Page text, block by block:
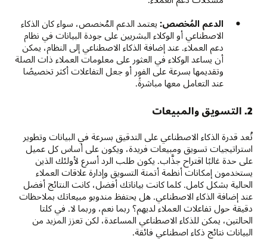
الدعم المُخصص: يعتمد الدعم المُخصص، سواء كان الذكاء
الاصطناعي أو الوكلاء البشريين على جودة البيانات في نظام
دعم العملاء. عند إضافة الذكاء الاصطناعي إلى النظام، يمكن
أن يساعد الوكلاء في العثور على معلومات العملاء ذات الصلة
وتقديمها بسرعة على الفور أو جعل التفاعلات أكثر تخصيصًا
عند التعامل معها مباشرةً.
2. التسويق والمبيعات
تُعد قدرة الذكاء الاصطناعي على التدقيق بسرعة في البيانات وتطوير
استراتيجيات تسويق ومبيعات فريدة، ويكون على أساس كل عميل
على حدة غالبًا اقتراح جذَّاب. يكون طلب الرد أسرع لأولئك الذين
يستخدمون إمكانات أنظمة أتمتة التسويق وإدارة علاقات العملاء
الحالية بشكل كامل. كلما كانت بياناتك أفضل، كانت النتائج أفضل
عند إضافة الذكاء الاصطناعي. هل يحتفظ مندوبو مبيعاتك بملاحظات
دقيقة حول تفاعلات العملاء لديهم؟ ربما نعم، وربما لا. في كلتا
الحالتين، يمكن للذكاء الاصطناعي المساعدة، لكن تعزز المزيد من
البيانات نتائج ذكاء اصطناعي فائقة.